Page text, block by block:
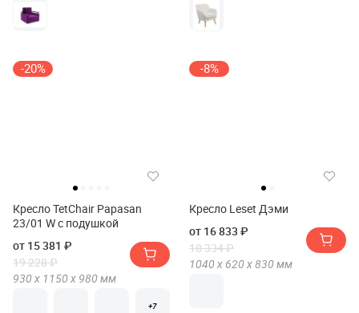
-20%
Кресло TetChair Papasan
23/01 W с подушкой
от 15 381 ₽
19 228 ₽
930 х 1150 х 980 мм
+7
-8%
Кресло Leset Дэми
от 16 833 ₽
18 334 ₽
1040 х 620 х830 мм